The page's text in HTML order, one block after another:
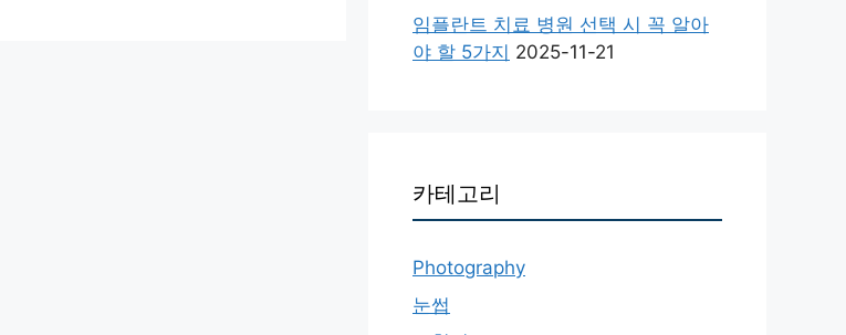
임플란트 치료 병원 선택 시 꼭 알아
야 할 5가지 2025-11-21
카테고리
Photography
눈썹